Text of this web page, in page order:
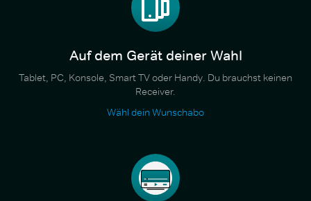
Auf dem Gerät deiner Wahl
Tablet, PC, Konsole, Smart TV oder Handy. Du brauchst keinen
Receiver.
Wähl dein Wunschabo